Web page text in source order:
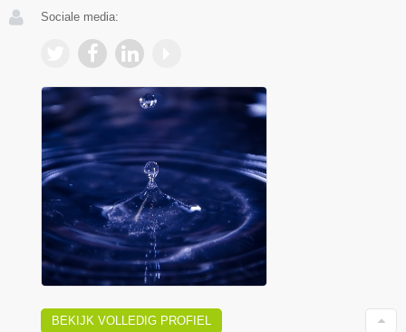
Sociale media:
BEKIJK VOLLEDIG PROFIEL